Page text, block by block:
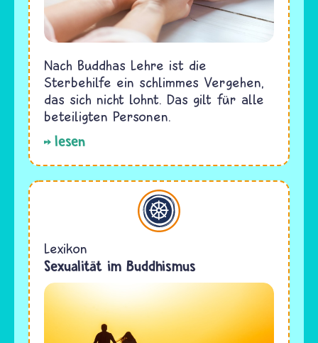
Nach Buddhas Lehre ist die
Sterbehilfe ein schlimmes Vergehen,
das sich nicht lohnt. Das gilt für alle
beteiligten Personen.
lesen
Buddhismus
Lexikon
Sexualität im Buddhismus